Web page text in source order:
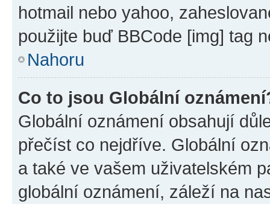
hotmail nebo yahoo,
použijte buď BBCode [img] tag
Nahoru
Co to jsou Globální
Globální oznámení obsahují
přečíst co nejdříve. Globální
a také ve vašem uživatelském
globální oznámení, záleží na